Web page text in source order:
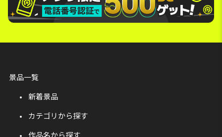
景品一覧
新着景品
カテゴリから探す